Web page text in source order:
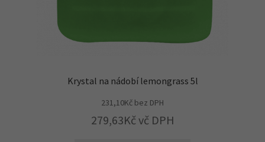
Krystal na nádobí lemongrass 5l
231,10Kč bez DPH
279,63Kč vč DPH